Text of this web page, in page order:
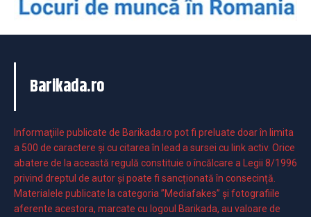
Barikada.ro
Informaţiile publicate de Barikada.ro pot fi preluate doar în limita
a 500 de caractere şi cu citarea în lead a sursei cu link activ. Orice
abatere de la această regulă constituie o încălcare a Legii 8/1996
privind dreptul de autor și poate fi sancționată în consecință.
Materialele publicate la categoria ”Mediafakes” și fotografiile
aferente acestora, marcate cu logoul Barikada, au valoare de